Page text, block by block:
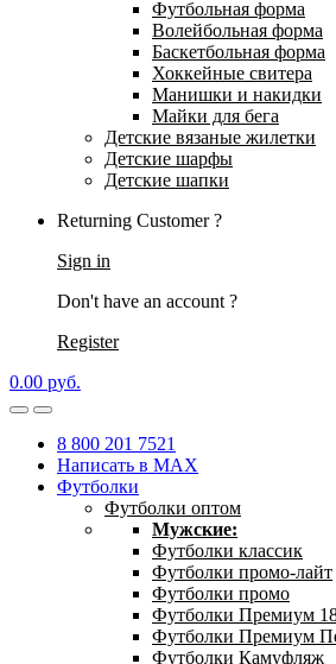
Футбольная форма
Волейбольная форма
Баскетбольная форма
Хоккейные свитера
Манишки и накидки
Майки для бега
Детские вязаные жилетки
Детские шарфы
Детские шапки
Returning Customer ?
Sign in
Don't have an account ?
Register
0.00 руб.
8 800 201 7521
Написать в MAX
Футболки
Футболки оптом
Мужские:
Футболки классик
Футболки промо-лайт
Футболки промо
Футболки Премиум
Футболки Премиум
Футболки Камуфляж